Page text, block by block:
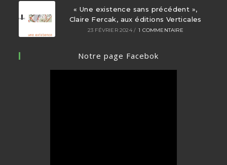
« Une existence sans précédent »,
Claire Fercak, aux éditions Verticales
23 FÉVRIER 2024 / 1 COMMENTAIRE
Notre page Facebok